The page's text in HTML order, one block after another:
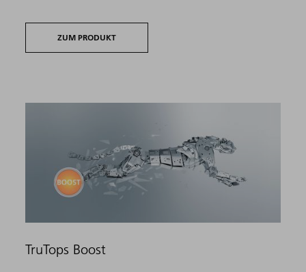
ZUM PRODUKT
TruTops Boost